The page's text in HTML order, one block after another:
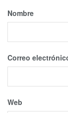
Nombre
Correo
Web